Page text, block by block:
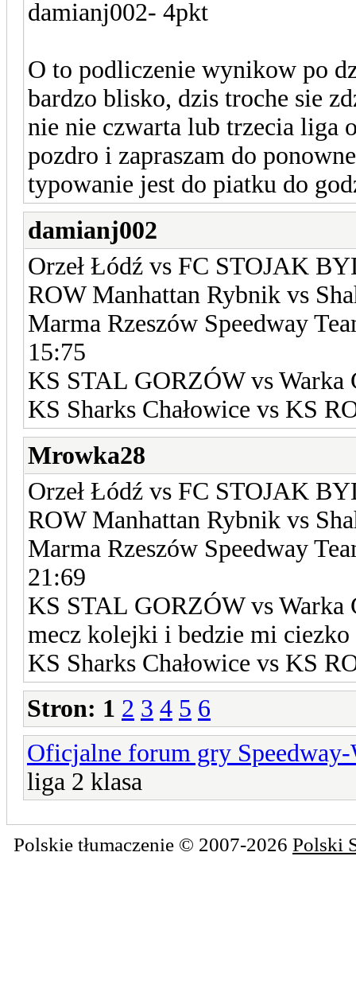
damianj002- 4pkt
O to podliczenie wynikow po
bardzo blisko, dzis troche sie
nie nie czwarta lub trzecia liga
pozdro i zapraszam do
typowanie jest do piatku do
damianj002
Orzeł Łódź vs FC STOJAK
ROW Manhattan Rybnik vs
Marma Rzeszów Speedway
15:75
KS STAL GORZÓW vs
KS Sharks Chałowice vs KS
Mrowka28
Orzeł Łódź vs FC STOJAK
ROW Manhattan Rybnik vs
Marma Rzeszów Speedway
21:69
KS STAL GORZÓW vs
mecz kolejki i bedzie mi
KS Sharks Chałowice vs KS
Stron: 1 2 3 4 5 6
Oficjalne forum gry
liga 2 klasa
Polskie tłumaczenie © 2007-2026 Polski